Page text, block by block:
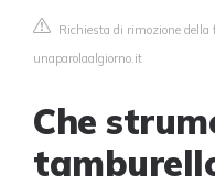
Richiesta di rimozione della
unaparolaalgiorno.it
Che